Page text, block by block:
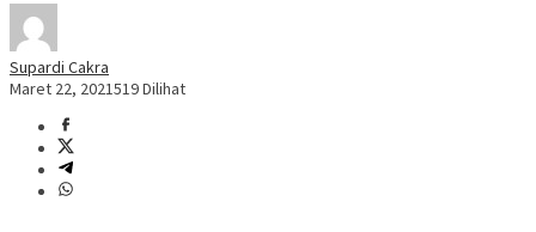
Supardi Cakra
Maret 22, 2021519 Dilihat